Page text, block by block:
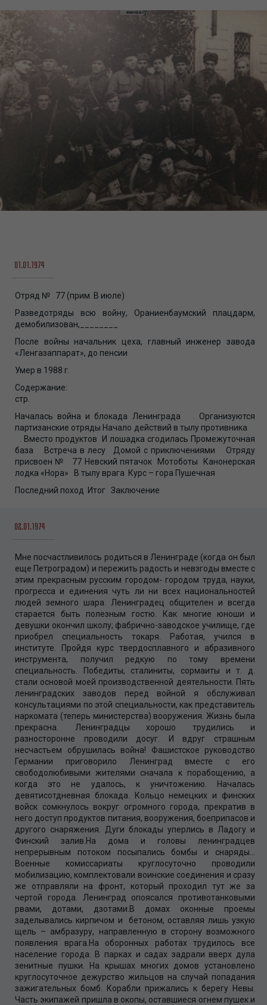
01.01.1974
Отряд № 77 (прим. В июле)
Разведотряды всю войну, Ораниенбаумский плацдарм,
демобилизован,________
После войны начальник цеха, главный инженер завода
«Ленгазаппарат», до пенсии
Умер в 1988 г.
Содержание:
стр.
Началась война и блокада Ленинграда . Организуются
партизанские отряды Начало действий в тылу противника
. Вместо продуктов И лошадка сгодилась Промежуточная
база Встреча в лесу Домой с приключениями Отряду
присвоен № 77 Невский пятачок Мотоботы Канонерская
лодка «Нора» В тылу врага Курс – гора Пушечная
Последний поход Итог Заключение
02.01.1974
Мне посчастливилось родиться в Ленинграде (когда он был
еще Петроградом) и пережить радость и невзгоды вместе с
этим прекрасным русским городом- городом труда, науки,
прогресса и единения чуть ли ни всех национальностей
людей земного шара. Ленинградец общителен и всегда
старается быть полезным гостю. Как многие юноши и
девушки окончил школу; фабрично-заводское училище, где
приобрел специальность токаря. Работая, учился в
институте. Пройдя курс твердосплавного и абразивного
инструмента, получил редкую по тому времени
специальность. Победиты, сталиниты, сормаиты и т. д.
стали основой моей производственной деятельности. Пять
ленинградских заводов перед войной я обслуживал
консультациями по этой специальности, как представитель
наркомата (теперь министерства) вооружения. Жизнь была
прекрасна. Ленинградцы хорошо трудились и
разносторонне проводили досуг. И вдруг страшным
несчастьем обрушилась война! Фашистское руководство
Германии приговорило Ленинград вместе с его
свободолюбивыми жителями сначала к порабощению, а
когда это не удалось, к уничтожению. Началась
девятисотдневная блокада. Кольцо немецких и финских
войск сомкнулось вокруг огромного города, прекратив в
него доступ продуктов питания, вооружения, боеприпасов и
другого снаряжения. Дуги блокады уперлись в Ладогу и
Финский залив.На дома и головы ленинградцев
непрерывным потоком посыпались бомбы и снаряды…
Военные комиссариаты круглосуточно проводили
мобилизацию, комплектовали воинские соединения и сразу
же отправляли на фронт, который проходил тут же за
чертой города. Ленинград опоясался противотанковыми
рвами, дотами, дзотами.В домах оконные проемы
заделывались кирпичом и бетоном, оставляя лишь узкую
щель – амбразуру, направленную в сторону возможного
появления врага.На оборонных работах трудилось все
население города. В парках и садах задрали вверх дула
зенитные пушки. На крышах многих домов установлено
круглосуточное дежурство жильцов на случай попадания
зажигательных бомб. Корабли прижались к берегу Невы.
Часть экипажей пришла в окопы, оставшиеся огнем пушек и